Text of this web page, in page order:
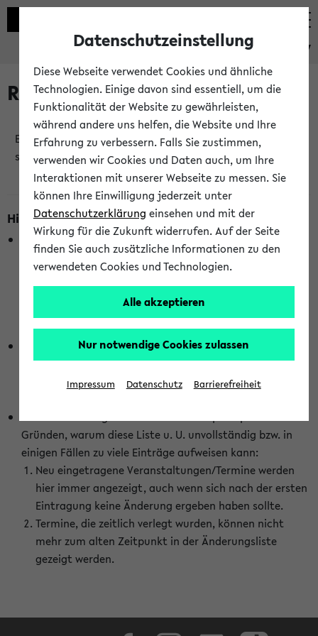
eKVV
Raumänderungen
Es wurden keine Raumänderungen an jetzt
stattfindenden Veranstaltungen gefunden!
Hinweise zur Liste der Raumänderungen
In dieser Liste werden nur Veranstaltungstermine
berücksichtigt, die gerade oder innerhalb der nächsten 2
Stunden stattfinden. Berücksichtigt werden nur Termine,
wurden. Die Anzeige ist semesterübergreifend und nicht
abhängig vom im eKVV gewählten Semester.
Die hier gezeigte Liste von Raumänderungen kann nur
vollständig sein, wenn den Fakultäten von den Lehrenden
die Änderungen zeitnah mitgeteilt und diese Änderungen
Gründen, warum diese Liste u. U. unvollständig bzw. in
einigen Fällen zu viele Einträge aufweisen kann:
Neu eingetragene Veranstaltungen/Termine werden
hier immer angezeigt, auch wenn sich nach der ersten
Eintragung keine Änderung ergeben haben sollte.
Termine, die zeitlich verlegt wurden, können nicht
mehr zum alten Zeitpunkt in der Änderungsliste
gezeigt werden.
Datenschutzeinstellung
Diese Webseite verwendet Cookies und ähnliche
Technologien. Einige davon sind essentiell, um die
Funktionalität der Website zu gewährleisten,
während andere uns helfen, die Website und Ihre
Erfahrung zu verbessern. Falls Sie zustimmen,
verwenden wir Cookies und Daten auch, um Ihre
Interaktionen mit unserer Webseite zu messen. Sie
können Ihre Einwilligung jederzeit unter
Datenschutzerklärung einsehen und mit der
Wirkung für die Zukunft widerrufen. Auf der Seite
finden Sie auch zusätzliche Informationen zu den
verwendeten Cookies und Technologien.
Alle akzeptieren
Nur notwendige Cookies zulassen
Impressum Datenschutz Barrierefreiheit